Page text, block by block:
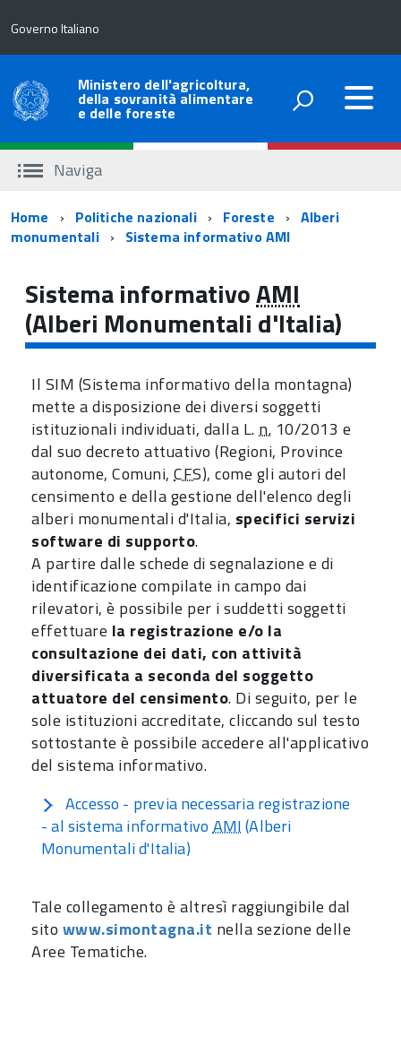
Governo Italiano
Ministero dell'agricoltura,
della sovranità alimentare
e delle foreste
Naviga
Percorso
di
navigazione
Home Politiche nazionali Foreste
Alberi
monumentali
Sistema informativo AMI
Sistema informativoAMI
(Alberi Monumentali d'Italia)
Il SIM (Sistema informativo della montagna)
mette a disposizione dei diversi soggetti
istituzionali individuati, dalla L.n. 10/2013 e
dal suo decreto attuativo (Regioni, Province
autonome, Comuni,CFS), come gli autori del
censimento e della gestione dell'elenco degli
alberi monumentali d'Italia, specifici servizi
software di supporto.
A partire dalle schede di segnalazione e di
identificazione compilate in campo dai
rilevatori, è possibile per i suddetti soggetti
effettuare la registrazione e/o la
consultazione dei dati, con attività
diversificata a seconda del soggetto
attuatore del censimento. Di seguito, per le
sole istituzioni accreditate, cliccando sul testo
sottostante è possibile accedere all'applicativo
del sistema informativo.
Accesso - previa necessaria registrazione
- al sistema informativoAMI(Alberi
Monumentali d'Italia)
Tale collegamento è altresì raggiungibile dal
sito www.simontagna.it nella sezione delle
Aree Tematiche.